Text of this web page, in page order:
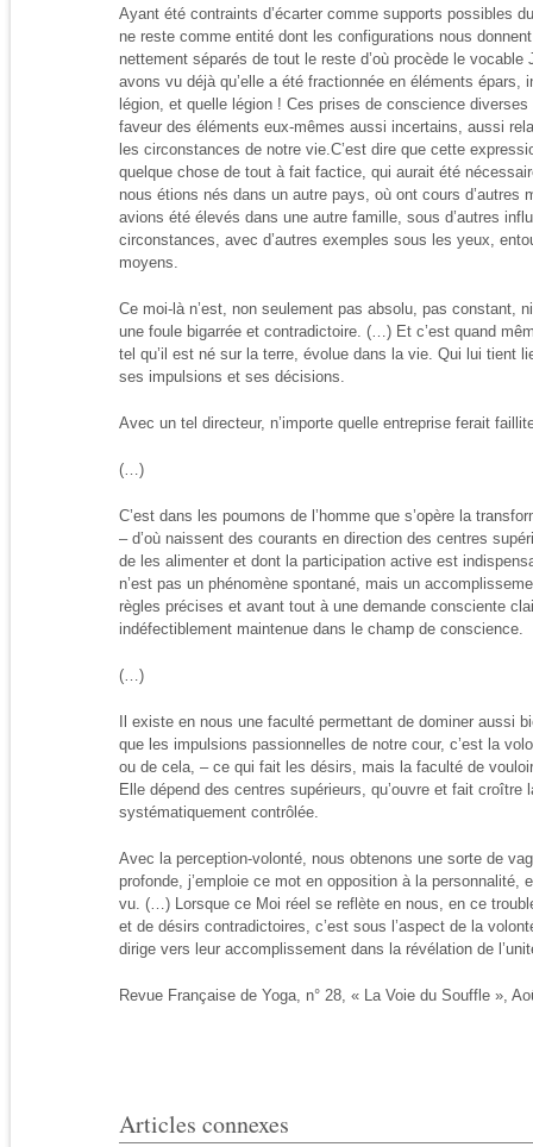
Ayant été contraints d’écarter comme supports possibles
ne reste comme entité dont les configurations nous
nettement séparés de tout le reste d’où procède le
avons vu déjà qu’elle a été fractionnée en éléments épars,
légion, et quelle légion ! Ces prises de conscience
faveur des éléments eux-mêmes aussi incertains, aussi
les circonstances de notre vie.C’est dire que cette
quelque chose de tout à fait factice, qui aurait été
nous étions nés dans un autre pays, où ont cours d’autres
avions été élevés dans une autre famille, sous d’autres
circonstances, avec d’autres exemples sous les yeux,
moyens.
Ce moi-là n’est, non seulement pas absolu, pas constant,
une foule bigarrée et contradictoire. (…) Et c’est quand
tel qu’il est né sur la terre, évolue dans la vie. Qui lui tient
ses impulsions et ses décisions.
Avec un tel directeur, n’importe quelle entreprise ferait
(…)
C’est dans les poumons de l’homme que s’opère la
– d’où naissent des courants en direction des centres
de les alimenter et dont la participation active est
n’est pas un phénomène spontané, mais un
règles précises et avant tout à une demande consciente
indéfectiblement maintenue dans le champ de conscience.
(…)
Il existe en nous une faculté permettant de dominer aussi
que les impulsions passionnelles de notre cour, c’est la
ou de cela, – ce qui fait les désirs, mais la faculté de
Elle dépend des centres supérieurs, qu’ouvre et fait croître
systématiquement contrôlée.
Avec la perception-volonté, nous obtenons une sorte de
profonde, j’emploie ce mot en opposition à la
vu. (…) Lorsque ce Moi réel se reflète en nous, en ce
et de désirs contradictoires, c’est sous l’aspect de la
dirige vers leur accomplissement dans la révélation de
Revue Française de Yoga, n° 28, « La Voie du Souffle »,
Articles connexes